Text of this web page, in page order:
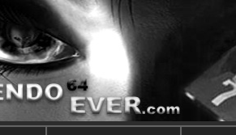
in/home/nintendoju/www/
in/home/nintendoju/www/